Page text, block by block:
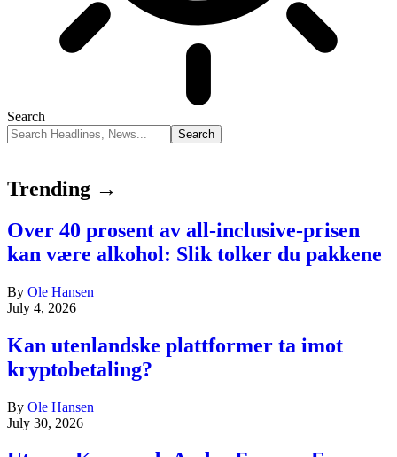
Search
Trending →
Over 40 prosent av all-inclusive-prisen
kan være alkohol: Slik tolker du pakkene
By Ole Hansen
July 4, 2026
Kan utenlandske plattformer ta imot
kryptobetaling?
By Ole Hansen
July 30, 2026